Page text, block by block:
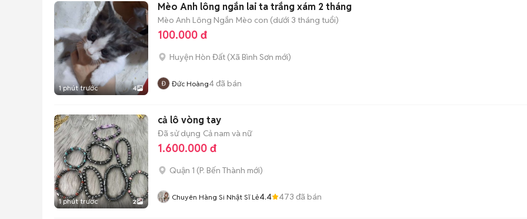
1 phút trước 4
Mèo Anh lông ngắn lai ta trắng xám 2 tháng
Mèo Anh Lông Ngắn Mèo con (dưới 3 tháng tuổi)
100.000 đ
Huyện Hòn Đất (Xã Bình Sơn mới)
Đức Hoàng4đã bán
1 phút trước 2
cả lô vòng tay
Đã sử dụng Cả nam và nữ
1.600.000 đ
Quận 1 (P. Bến Thành mới)
Chuyên Hàng Si Nhật Sĩ Lẻ4.4 473 đã bán